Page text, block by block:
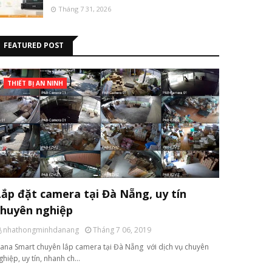
Tháng 7 31, 2026
FEATURED POST
THIẾT BỊ AN NINH
đặt camera tại Đà Nẵng, uy tín
nghiệp
nhathongminhdanang
Tháng 7 06, 2019
Smart chuyên lắp camera tại Đà Nẵng với dịch vụ chuyên
uy tín, nhanh ch…